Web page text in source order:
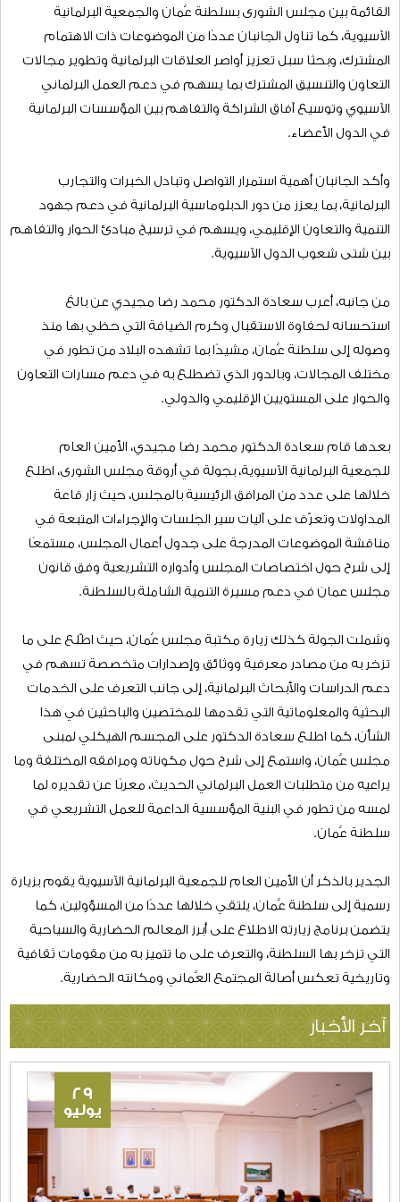
القائمة بين مجلس الشورى بسلطنة عُمان والجمعية البرلمانية
الآسيوية، كما تناول الجانبان عددًا من الموضوعات ذات الاهتمام
المشترك، وبحثا سبل تعزيز أواصر العلاقات البرلمانية وتطوير مجالات
التعاون والتنسيق المشترك بما يسهم في دعم العمل البرلماني
الآسيوي وتوسيع آفاق الشراكة والتفاهم بين المؤسسات البرلمانية
في الدول الأعضاء.
وأكد الجانبان أهمية استمرار التواصل وتبادل الخبرات والتجارب
البرلمانية، بما يعزز من دور الدبلوماسية البرلمانية في دعم جهود
التنمية والتعاون الإقليمي، ويسهم في ترسيخ مبادئ الحوار والتفاهم
بين شتى شعوب الدول الآسيوية.
من جانبه، أعرب سعادة الدكتور محمد رضا مجيدي عن بالغ
استحسانه لحفاوة الاستقبال وكرم الضيافة التي حظي بها منذ
وصوله إلى سلطنة عُمان، مشيدًا بما تشهده البلاد من تطور في
مختلف المجالات، وبالدور الذي تضطلع به في دعم مسارات التعاون
والحوار على المستويين الإقليمي والدولي.
بعدها قام سعادة الدكتور محمد رضا مجيدي، الأمين العام
للجمعية البرلمانية الآسيوية، بجولة في أروقة مجلس الشورى، اطلع
خلالها على عدد من المرافق الرئيسية بالمجلس، حيث زار قاعة
المداولات وتعرّف على آليات سير الجلسات والإجراءات المتبعة في
مناقشة الموضوعات المدرجة على جدول أعمال المجلس، مستمعًا
إلى شرح حول اختصاصات المجلس وأدواره التشريعية وفق قانون
مجلس عمان في دعم مسيرة التنمية الشاملة بالسلطنة.
وشملت الجولة كذلك زيارة مكتبة مجلس عُمان، حيث اطّلع على ما
تزخر به من مصادر معرفية ووثائق وإصدارات متخصصة تسهم في
دعم الدراسات والأبحاث البرلمانية، إلى جانب التعرف على الخدمات
البحثية والمعلوماتية التي تقدمها للمختصين والباحثين في هذا
الشأن، كما اطلع سعادة الدكتور على المجسم الهيكلي لمبنى
مجلس عُمان، واستمع إلى شرح حول مكوناته ومرافقه المختلفة وما
يراعيه من متطلبات العمل البرلماني الحديث، معربًا عن تقديره لما
لمسه من تطور في البنية المؤسسية الداعمة للعمل التشريعي في
سلطنة عُمان.
الجدير بالذكر أن الأمين العام للجمعية البرلمانية الآسيوية يقوم بزيارة
رسمية إلى سلطنة عُمان، يلتقي خلالها عددًا من المسؤولين، كما
يتضمن برنامج زيارته الاطلاع على أبرز المعالم الحضارية والسياحية
التي تزخر بها السلطنة، والتعرف على ما تتميز به من مقومات ثقافية
وتاريخية تعكس أصالة المجتمع العُماني ومكانته الحضارية.
آخر الأخبار
29
يوليو